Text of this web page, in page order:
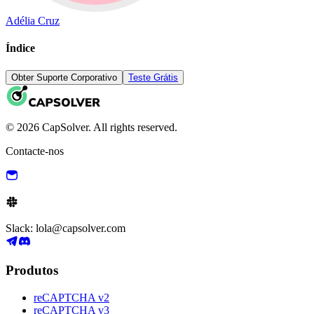
Adélia Cruz
Índice
Obter Suporte Corporativo Teste Grátis
© 2026 CapSolver. All rights reserved.
Contacte-nos
Slack: lola@capsolver.com
Produtos
reCAPTCHA v2
reCAPTCHA v3